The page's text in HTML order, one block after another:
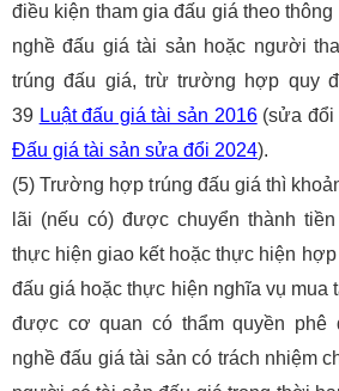
điều kiện tham gia đấu giá theo
nghề đấu giá tài sản hoặc người
trúng đấu giá, trừ trường hợp quy
39 Luật đấu giá tài sản 2016(sửa đổi
Đấu giá tài sản sửa đổi 2024).
(5) Trường hợp trúng đấu giá thì
lãi (nếu có) được chuyển thành
thực hiện giao kết hoặc thực hiện
đấu giá hoặc thực hiện nghĩa vụ mua
được cơ quan có thẩm quyền phê
nghề đấu giá tài sản có trách nhiệm